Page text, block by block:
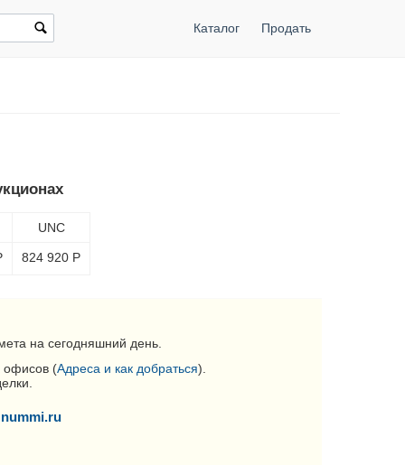
Каталог Продать
UNC
824 920 Р
на сегодняшний день.
офисов (Адреса и как добраться).